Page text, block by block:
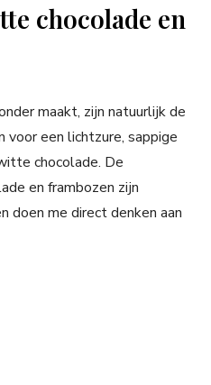
chocolade en
maakt, zijn natuurlijk de
voor een lichtzure, sappige
chocolade. De
en frambozen zijn
doen me direct denken aan